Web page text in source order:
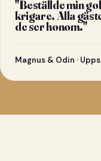
"Beställde min
krigare. Alla
de ser honom."
Magnus & Odin ·